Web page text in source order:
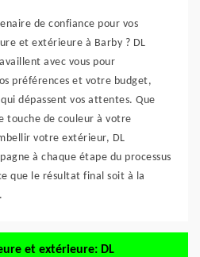
de confiance pour vos
et extérieure à Barby ? DL
avec vous pour
préférences et votre budget,
dépassent vos attentes. Que
touche de couleur à votre
votre extérieur, DL
à chaque étape du processus
que le résultat final soit à la
et extérieure: DL